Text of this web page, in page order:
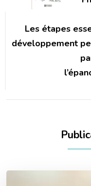
Les étapes
développement